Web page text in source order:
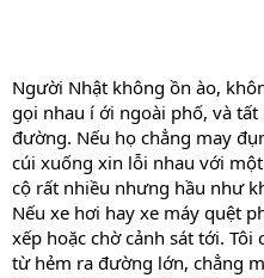
Người Nhật không ồn ào,
gọi nhau í ới ngoài phố, và
đường. Nếu họ chẳng may
cúi xuống xin lỗi nhau với
cộ rất nhiều nhưng hầu như
Nếu xe hơi hay xe máy quệt
xếp hoặc chờ cảnh sát tới.
từ hẻm ra đường lớn, chẳng